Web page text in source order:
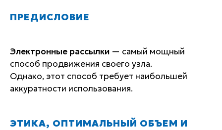
Все контакты
ПРЕДИСЛОВИЕ
Электронные рассылки — самый мощный
способ продвижения своего узла.
Однако, этот способ требует наибольшей
аккуратности использования.
ЭТИКА, ОПТИМАЛЬНЫЙ ОБЪЕМ И